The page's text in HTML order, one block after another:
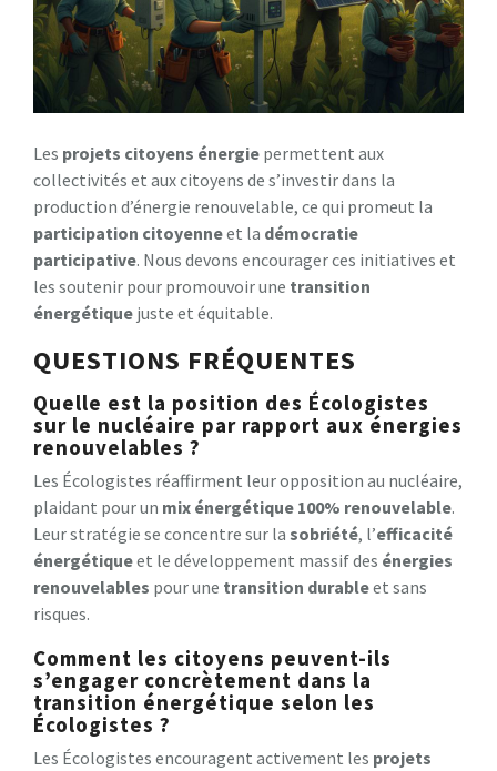
Les projets citoyens énergie permettent aux
collectivités et aux citoyens de s’investir dans la
production d’énergie renouvelable, ce qui promeut la
participation citoyenneet la démocratie
participative. Nous devons encourager ces initiatives et
les soutenir pour promouvoir une transition
énergétique juste et équitable.
QUESTIONS FRÉQUENTES
Quelle est la position des Écologistes
sur le nucléaire par rapport aux énergies
renouvelables ?
Les Écologistes réaffirment leur opposition au nucléaire,
plaidant pour un mix énergétique 100% renouvelable.
Leur stratégie se concentre sur la sobriété, l’efficacité
énergétiqueet le développement massif des énergies
renouvelables pour une transition durableet sans
risques.
Comment les citoyens peuvent-ils
s’engager concrètement dans la
transition énergétique selon les
Écologistes ?
Les Écologistes encouragent activement les projets